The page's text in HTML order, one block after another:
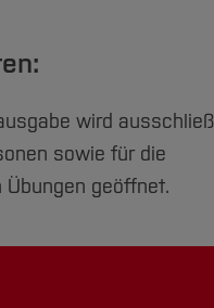
wird
sowie für die
geöffnet.